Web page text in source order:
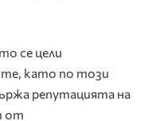
се цели
като по този
репутацията на
от